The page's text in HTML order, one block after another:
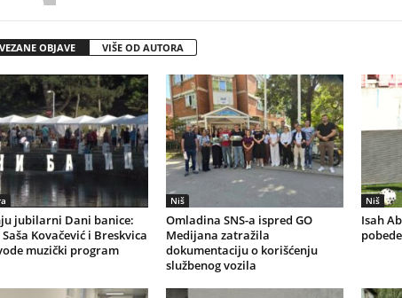
OBJAVE VIŠE OD AUTORA
jubilarni Dani banice:
Kovačević i Breskvica
muzički program
Niš
Omladina SNS-a ispred GO
Medijana zatražila
dokumentaciju o korišćenju
službenog vozila
Niš
Isah